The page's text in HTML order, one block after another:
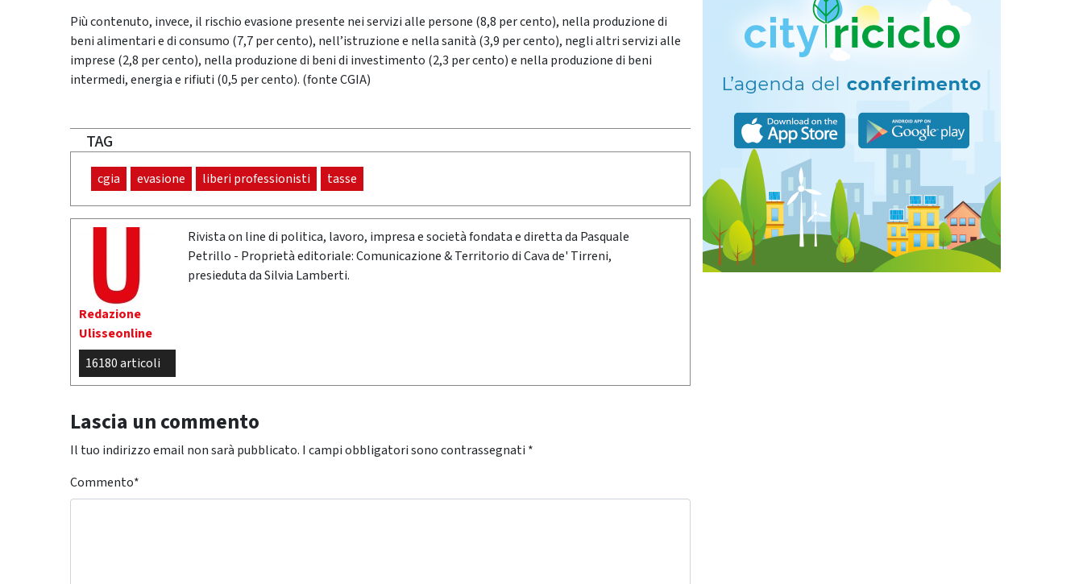
Più contenuto, invece, il rischio evasione presente nei servizi alle persone (8,8 per cento), nella produzione di
beni alimentari e di consumo (7,7 per cento), nell’istruzione e nella sanità (3,9 per cento), negli altri servizi alle
imprese (2,8 per cento), nella produzione di beni di investimento (2,3 per cento) e nella produzione di beni
intermedi, energia e rifiuti (0,5 per cento). (fonte CGIA)
TAG
cgia evasione liberi professionisti tasse
Redazione
Ulisseonline
16180 articoli
Rivista on line di politica, lavoro, impresa e società fondata e diretta da Pasquale
Petrillo - Proprietà editoriale: Comunicazione & Territorio di Cava de' Tirreni,
presieduta da Silvia Lamberti.
Lascia un commento
Il tuo indirizzo email non sarà pubblicato. I campi obbligatori sono contrassegnati *
Commento*